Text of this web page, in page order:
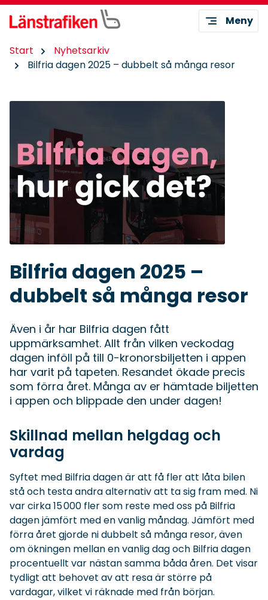
Meny
Start
Nyhetsarkiv
Bilfria dagen 2025 – dubbelt så många resor
Bilfria dagen 2025 –
dubbelt så många resor
Även i år har Bilfria dagen fått
uppmärksamhet. Allt från vilken veckodag
dagen inföll på till 0-kronorsbiljetten i appen
har varit på tapeten. Resandet ökade precis
som förra året. Många av er hämtade biljetten
i appen och blippade den under dagen!
Skillnad mellan helgdag och
vardag
Syftet med Bilfria dagen är att få fler att låta bilen
stå och testa andra alternativ att ta sig fram med. Ni
var cirka 15 000 fler som reste med oss på Bilfria
dagen jämfört med en vanlig måndag. Jämfört med
förra året gjorde ni dubbelt så många resor, även
om ökningen mellan en vanlig dag och Bilfria dagen
procentuellt var nästan samma båda åren. Det visar
tydligt att behovet av att resa är större på
vardagar, vilket vi räknade med från början.